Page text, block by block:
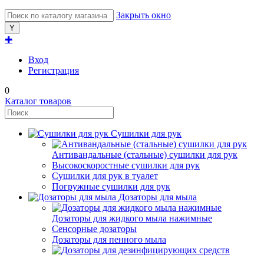
Закрыть окно
✚
Вход
Регистрация
0
Каталог товаров
Сушилки для рук
Антивандальные (стальные) сушилки для рук
Высокоскоростные сушилки для рук
Сушилки для рук в туалет
Погружные сушилки для рук
Дозаторы для мыла
Дозаторы для жидкого мыла нажимные
Сенсорные дозаторы
Дозаторы для пенного мыла